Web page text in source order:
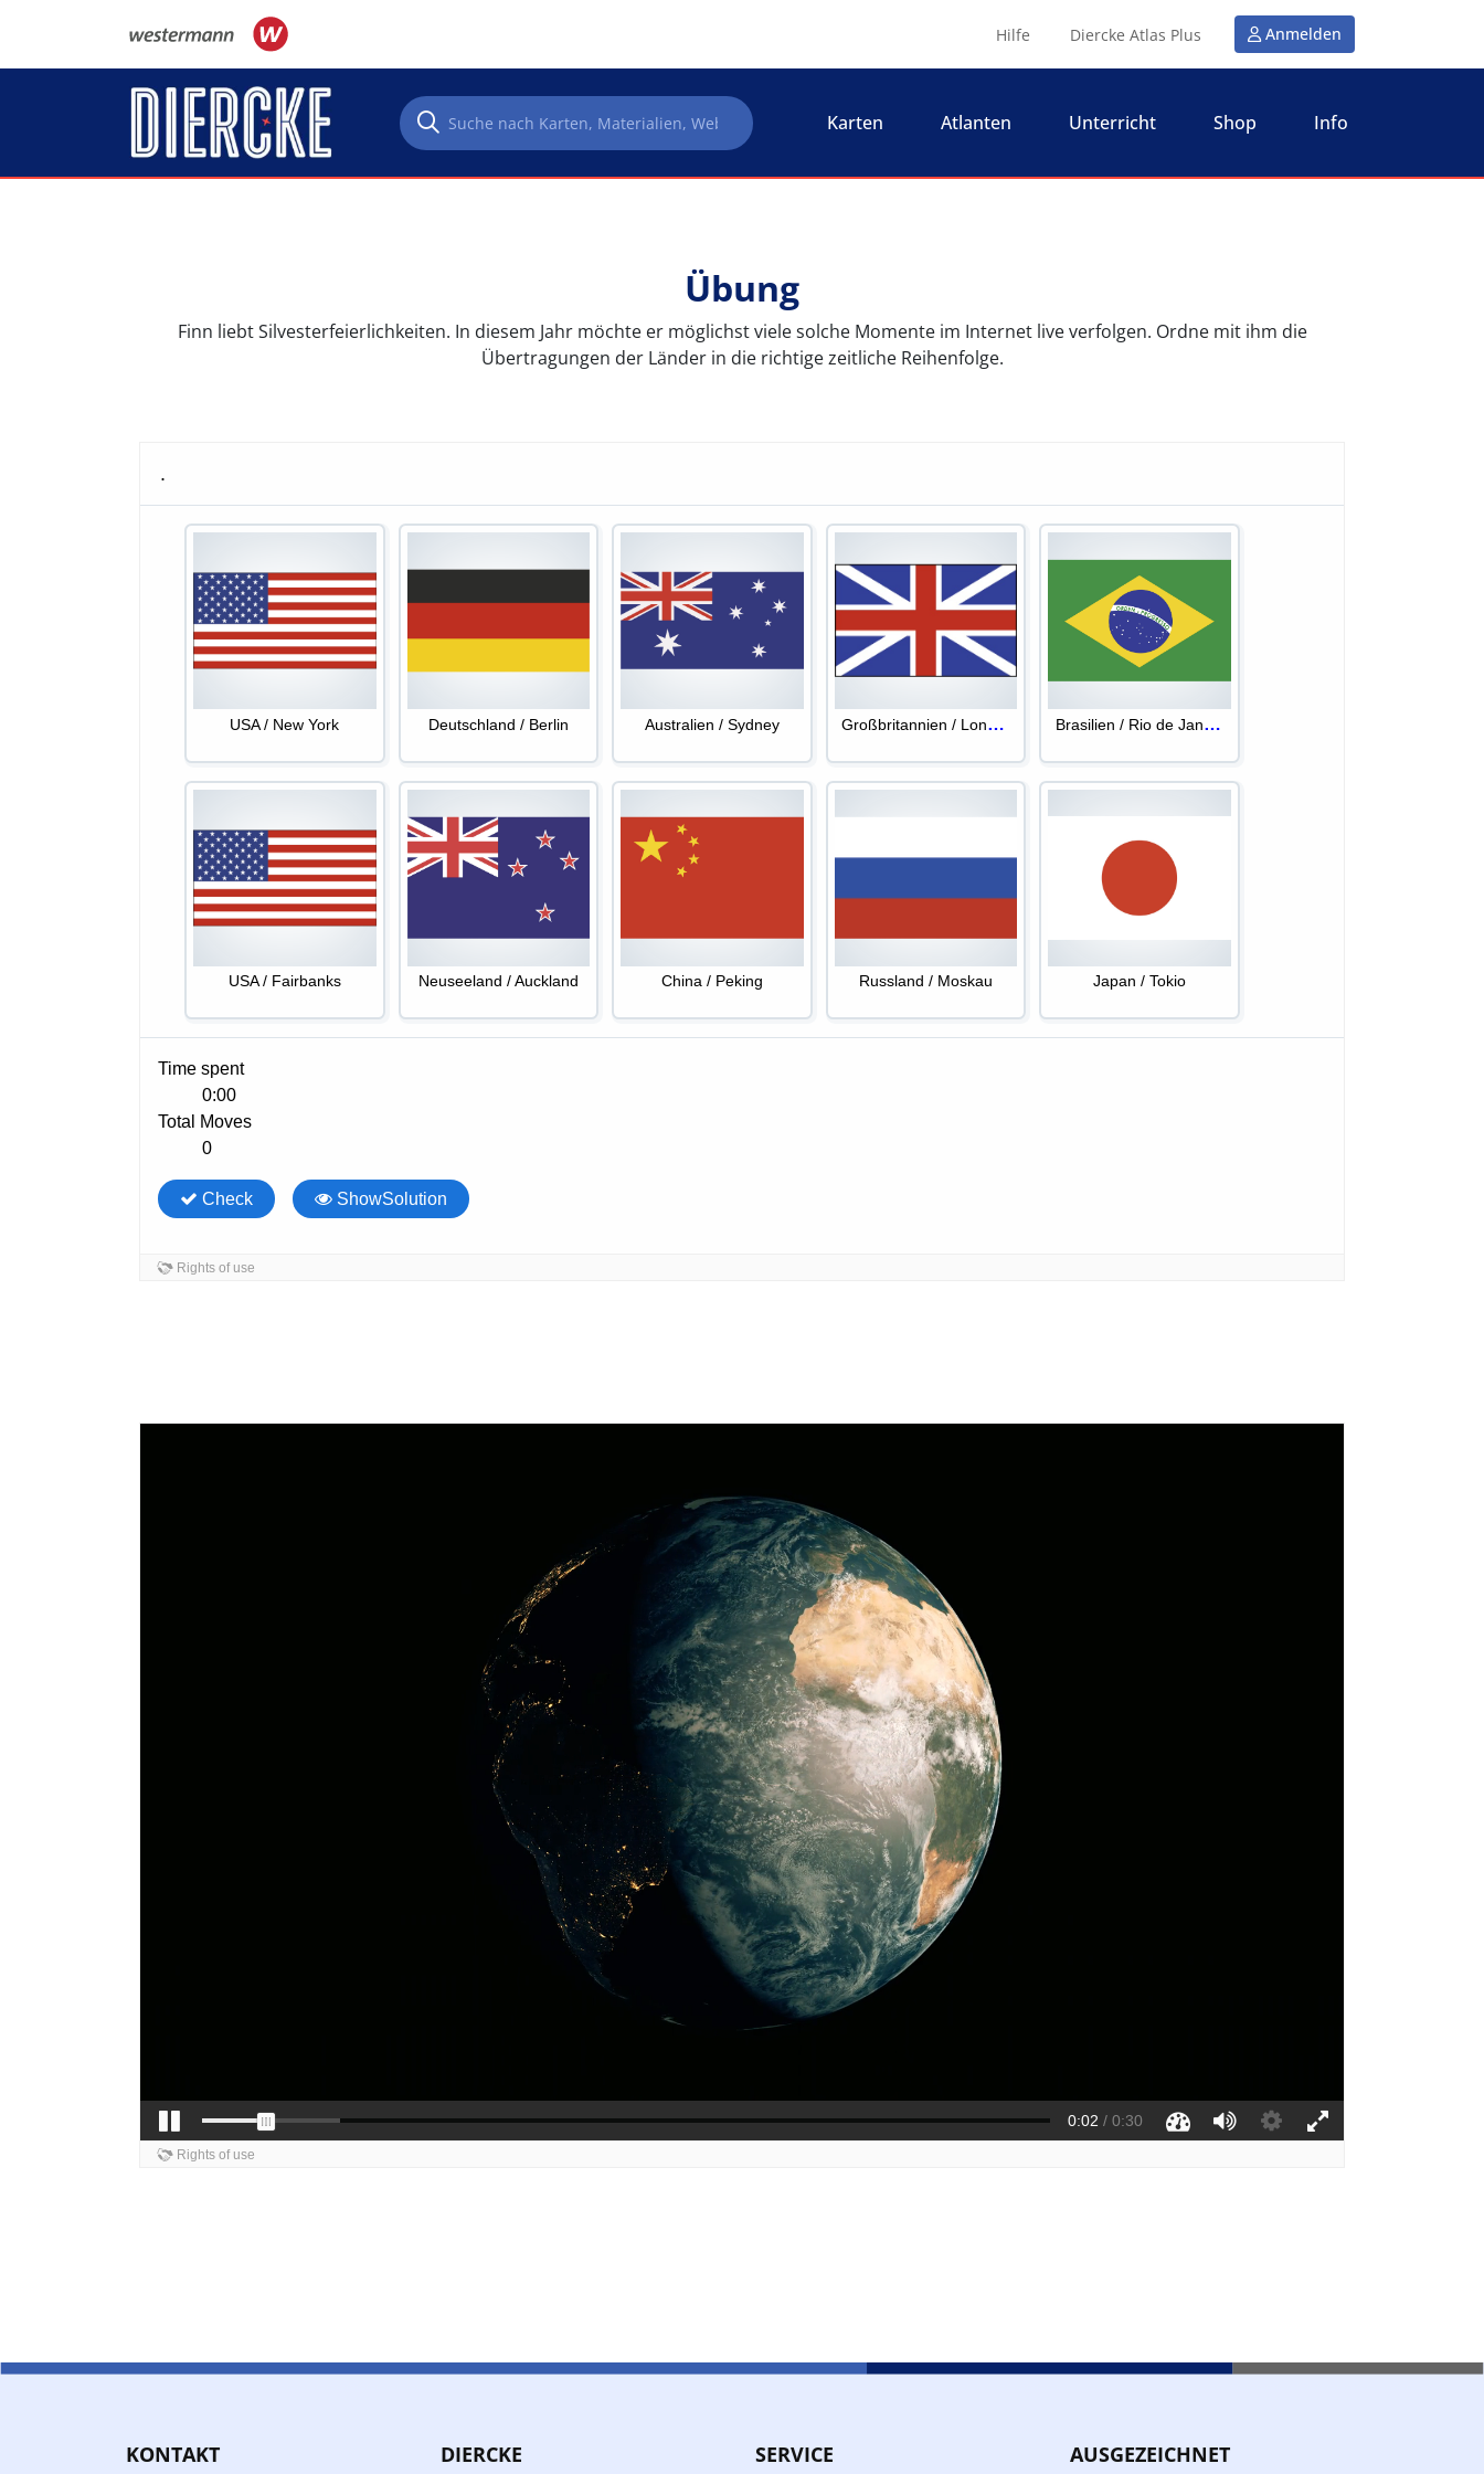
Hilfe Diercke Atlas Plus Anmelden
Karten Atlanten Unterricht Shop Info
Übung
Finn liebt Silvesterfeierlichkeiten. In diesem Jahr möchte er möglichst viele solche Momente im Internet live verfolgen. Ordne mit ihm die
Übertragungen der Länder in die richtige zeitliche Reihenfolge.
KONTAKT DIERCKE SERVICE AUSGEZEICHNET